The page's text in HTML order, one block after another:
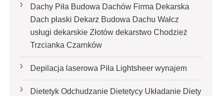
Dachy Piła Budowa Dachów Firma Dekarska
Dach płaski Dekarz Budowa Dachu Wałcz
usługi dekarskie Złotów dekarstwo Chodzież
Trzcianka Czarnków
Depilacja laserowa Piła Lightsheer wynajem
Dietetyk Odchudzanie Dietetycy Układanie Diety